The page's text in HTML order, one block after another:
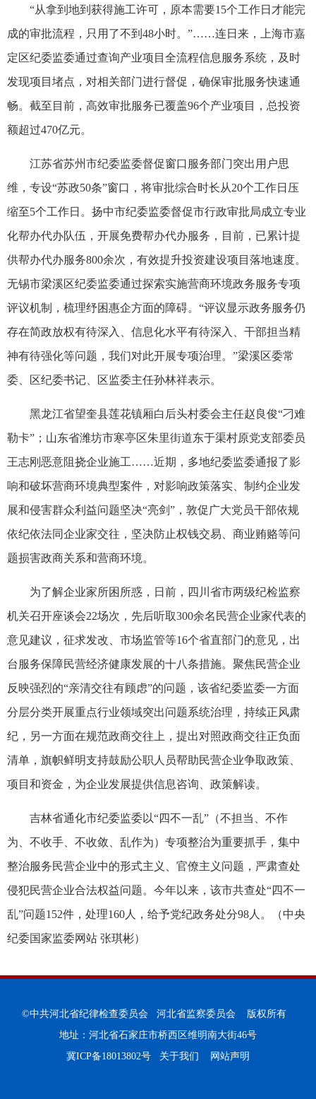
“从拿到地到获得施工许可，原本需要15个工作日才能完
成的审批流程，只用了不到48小时。”……连日来，上海市嘉
定区纪委监委通过查询产业项目全流程信息服务系统，及时
发现项目堵点，对相关部门进行督促，确保审批服务快速通
畅。截至目前，高效审批服务已覆盖96个产业项目，总投资
额超过470亿元。
江苏省苏州市纪委监委督促窗口服务部门突出用户思
维，专设“苏政50条”窗口，将审批综合时长从20个工作日压
缩至5个工作日。扬中市纪委监委督促市行政审批局成立专业
化帮办代办队伍，开展免费帮办代办服务，目前，已累计提
供帮办代办服务800余次，有效提升投资建设项目落地速度。
无锡市梁溪区纪委监委通过探索实施营商环境政务服务专项
评议机制，梳理纾困惠企方面的障碍。“评议显示政务服务仍
存在简政放权有待深入、信息化水平有待深入、干部担当精
神有待强化等问题，我们对此开展专项治理。”梁溪区委常
委、区纪委书记、区监委主任孙林祥表示。
黑龙江省望奎县莲花镇厢白后头村委会主任赵良俊“刁难
勒卡”；山东省潍坊市寒亭区朱里街道东于渠村原党支部委员
王志刚恶意阻挠企业施工……近期，多地纪委监委通报了影
响和破坏营商环境典型案件，对影响政策落实、制约企业发
展和侵害群众利益问题坚决“亮剑”，敦促广大党员干部依规
依纪依法同企业家交往，坚决防止权钱交易、商业贿赂等问
题损害政商关系和营商环境。
为了解企业家所困所惑，日前，四川省市两级纪检监察
机关召开座谈会22场次，先后听取300余名民营企业家代表的
意见建议，征求发改、市场监管等16个省直部门的意见，出
台服务保障民营经济健康发展的十八条措施。聚焦民营企业
反映强烈的“亲清交往有顾虑”的问题，该省纪委监委一方面
分层分类开展重点行业领域突出问题系统治理，持续正风肃
纪，另一方面在规范政商交往上，提出对照政商交往正负面
清单，旗帜鲜明支持鼓励公职人员帮助民营企业争取政策、
项目和资金，为企业发展提供信息咨询、政策解读。
吉林省通化市纪委监委以“四不一乱”（不担当、不作
为、不收手、不收敛、乱作为）专项整治为重要抓手，集中
整治服务民营企业中的形式主义、官僚主义问题，严肃查处
侵犯民营企业合法权益问题。今年以来，该市共查处“四不一
乱”问题152件，处理160人，给予党纪政务处分98人。（中央
纪委国家监委网站 张琪彬）
©中共河北省纪律检查委员会 河北省监察委员会 版权所有
地址：河北省石家庄市桥西区维明南大街46号
冀ICP备18013802号
关于我们 网站声明